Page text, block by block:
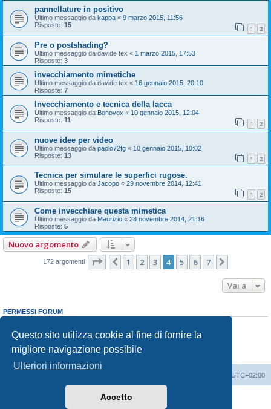
Questo sito utilizza cookie al fine di fornire la
migliore navigazione possibile
Ulteriori informazioni
Accetto
pannellature in positivo
Ultimo messaggio da kappa « 9 marzo 2015, 11:56
Risposte: 15 1 2
Pre o postshading?
Ultimo messaggio da davide tex « 1 marzo 2015, 17:53
Risposte: 3
invecchiamento mimetiche
Ultimo messaggio da davide tex « 16 gennaio 2015, 20:10
Risposte: 7
Invecchiamento e tecnica della lacca
Ultimo messaggio da Bonovox « 10 gennaio 2015, 12:04
Risposte: 11 1 2
nuove idee per video
Ultimo messaggio da paolo72fg « 10 gennaio 2015, 10:02
Risposte: 13 1 2
Tecnica per simulare le superfici rugose.
Ultimo messaggio da Jacopo « 29 novembre 2014, 12:41
Risposte: 15 1 2
Come invecchiare questa mimetica
Ultimo messaggio da Maurizio « 28 novembre 2014, 21:16
Risposte: 5
Nuovo argomento
172 argomenti Pagina di
Precedente
1 2 3 4 5 6 7
Vai a
PERMESSI FORUM
Non puoirispondere negli argomenti
Non puoimodificare i tuoi messaggi
Non puoicancellare i tuoi messaggi
Non puoi
inviare allegati
UTC+02:00
phpBB® Forum Software © phpBB Limited